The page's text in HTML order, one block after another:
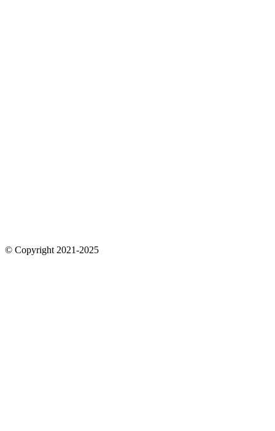
© Copyright 2021-2025